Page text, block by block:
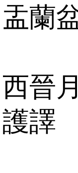
盂蘭
西晉
護譯